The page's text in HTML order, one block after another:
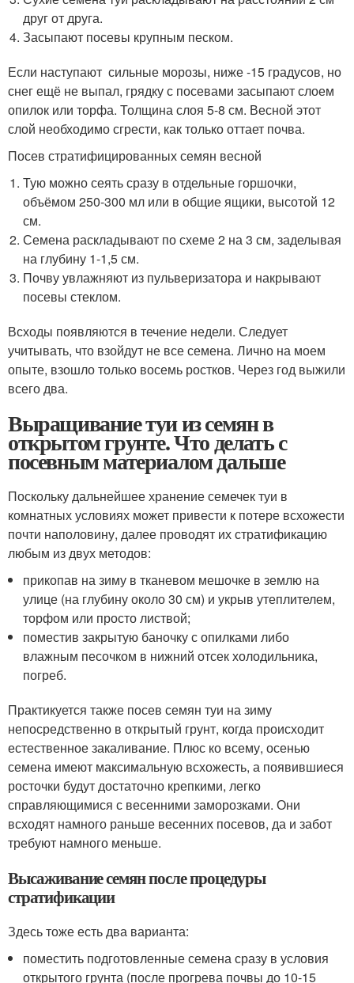
друг от друга.
Засыпают посевы крупным песком.
Если наступают сильные морозы, ниже -15 градусов, но
снег ещё не выпал, грядку с посевами засыпают слоем
опилок или торфа. Толщина слоя 5-8 см. Весной этот
слой необходимо сгрести, как только оттает почва.
Посев стратифицированных семян весной
Тую можно сеять сразу в отдельные горшочки,
объёмом 250-300 мл или в общие ящики, высотой 12
см.
Семена раскладывают по схеме 2 на 3 см, заделывая
на глубину 1-1,5 см.
Почву увлажняют из пульверизатора и накрывают
посевы стеклом.
Всходы появляются в течение недели. Следует
учитывать, что взойдут не все семена. Лично на моем
опыте, взошло только восемь ростков. Через год выжили
всего два.
Выращивание туи из семян в
открытом грунте. Что делать с
посевным материалом дальше
Поскольку дальнейшее хранение семечек туи в
комнатных условиях может привести к потере всхожести
почти наполовину, далее проводят их стратификацию
любым из двух методов:
прикопав на зиму в тканевом мешочке в землю на
улице (на глубину около 30 см) и укрыв утеплителем,
торфом или просто листвой;
поместив закрытую баночку с опилками либо
влажным песочком в нижний отсек холодильника,
погреб.
Практикуется также посев семян туи на зиму
непосредственно в открытый грунт, когда происходит
естественное закаливание. Плюс ко всему, осенью
семена имеют максимальную всхожесть, а появившиеся
росточки будут достаточно крепкими, легко
справляющимися с весенними заморозками. Они
всходят намного раньше весенних посевов, да и забот
требуют намного меньше.
Высаживание семян после процедуры
стратификации
Здесь тоже есть два варианта:
поместить подготовленные семена сразу в условия
открытого грунта (после прогрева почвы до 10-15